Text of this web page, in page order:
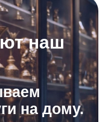
наш
на дому.